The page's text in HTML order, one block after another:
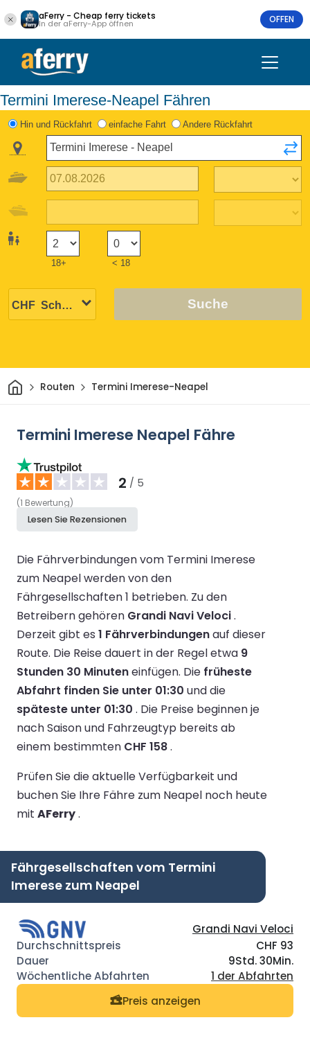
aFerry - Cheap ferry tickets
In der aFerry-App öffnen OFFEN
Termini Imerese-Neapel Fähren
Hin und Rückfahrt einfache Fahrt Andere Rückfahrt
18+ < 18
Suche
HeimRouten Termini Imerese-Neapel
Termini Imerese Neapel Fähre
2 / 5
(1 Bewertung)
Lesen Sie Rezensionen
Die Fährverbindungen vom Termini Imerese
zum Neapel werden von den
Fährgesellschaften 1 betrieben. Zu den
Betreibern gehören Grandi Navi Veloci.
Derzeit gibt es 1 Fährverbindungenauf dieser
Route. Die Reise dauert in der Regel etwa 9
Stunden 30 Minuteneinfügen. Die früheste
Abfahrt finden Sie unter 01:30 und die
späteste unter 01:30 . Die Preise beginnen je
nach Saison und Fahrzeugtyp bereits ab
einem bestimmten CHF 158.
Prüfen Sie die aktuelle Verfügbarkeit und
buchen Sie Ihre Fähre zum Neapel noch heute
mit AFerry.
Fährgesellschaften vom Termini
Imerese zum Neapel
Grandi Navi Veloci
CHF 93
9Std. 30Min.
1 der Abfahrten
Preis anzeigen